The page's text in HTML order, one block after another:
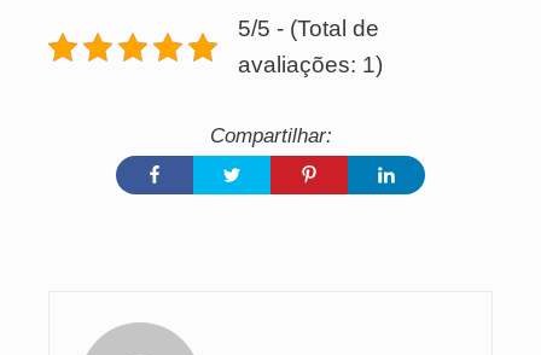
5/5 - (Total de
avaliações: 1)